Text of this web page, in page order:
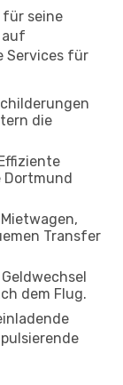
seine
auf
Services für
die
Dortmund
Transfer
dem Flug.